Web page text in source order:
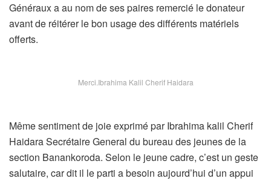
Généraux a au nom de ses paires remercié le donateur
avant de réitérer le bon usage des différents matériels
offerts.
Merci.Ibrahima Kalil Cherif Haidara
Même sentiment de joie exprimé par Ibrahima kalil Cherif
Haidara Secrétaire General du bureau des jeunes de la
section Banankoroda. Selon le jeune cadre, c’est un geste
salutaire, car dit il le parti a besoin aujourd’hui d’un appui